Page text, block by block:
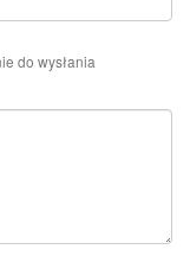
do wysłania